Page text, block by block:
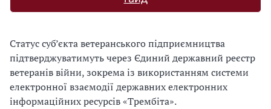
Статус суб’єкта ветеранського підприємництва
підтверджуватимуть через Єдиний державний реєстр
ветеранів війни, зокрема із використанням системи
електронної взаємодії державних електронних
інформаційних ресурсів «Трембіта».